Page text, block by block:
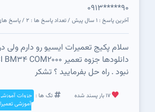
0913*****90
آخرین پاسخ : 1 سال پیش / تعداد پاسخ ها : 2 / پاسخ های پذیرفته شده : 0
سلام پکیج تعمیرات ایسیو رو دارم
نبود . راه حل بفرمایید ؟ تشکر
17 بار پسند شده تگ ها : جزوات
آموزشی